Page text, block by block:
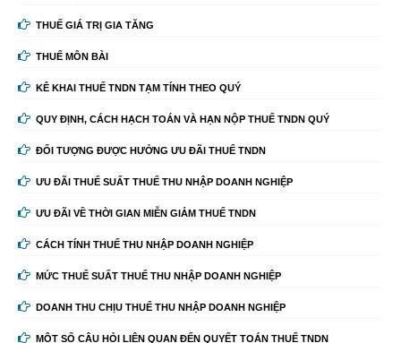
THUẾ GIÁ TRỊ GIA TĂNG
THUẾ MÔN BÀI
KÊ KHAI THUẾ TNDN TẠM TÍNH THEO QUÝ
QUY ĐỊNH, CÁCH HẠCH TOÁN VÀ HẠN NỘP THUẾ TNDN QUÝ
ĐỐI TƯỢNG ĐƯỢC HƯỞNG ƯU ĐÃI THUẾ TNDN
ƯU ĐÃI THUẾ SUẤT THUẾ THU NHẬP DOANH NGHIỆP
ƯU ĐÃI VỀ THỜI GIAN MIỄN GIẢM THUẾ TNDN
CÁCH TÍNH THUẾ THU NHẬP DOANH NGHIỆP
MỨC THUẾ SUẤT THUẾ THU NHẬP DOANH NGHIỆP
DOANH THU CHỊU THUẾ THU NHẬP DOANH NGHIỆP
MỘT SỐ CÂU HỎI LIÊN QUAN ĐẾN QUYẾT TOÁN THUẾ TNDN